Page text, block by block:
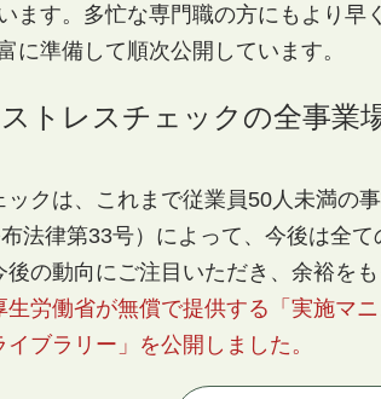
ます。多忙な専門職の方にもより
に準備して順次公開しています。
ストレスチェックの全事業
クは、これまで従業員50人未満の
法律第33号）によって、今後は全
後の動向にご注目いただき、余裕を
生労働省が無償で提供する「実施マ
ブラリー」を公開しました。